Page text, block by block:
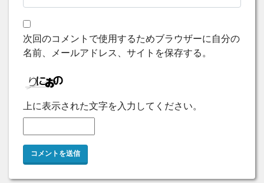
次回のコメントで使用するためブラウザーに自分の
名前、メールアドレス、サイトを保存する。
上に表示された文字を入力してください。